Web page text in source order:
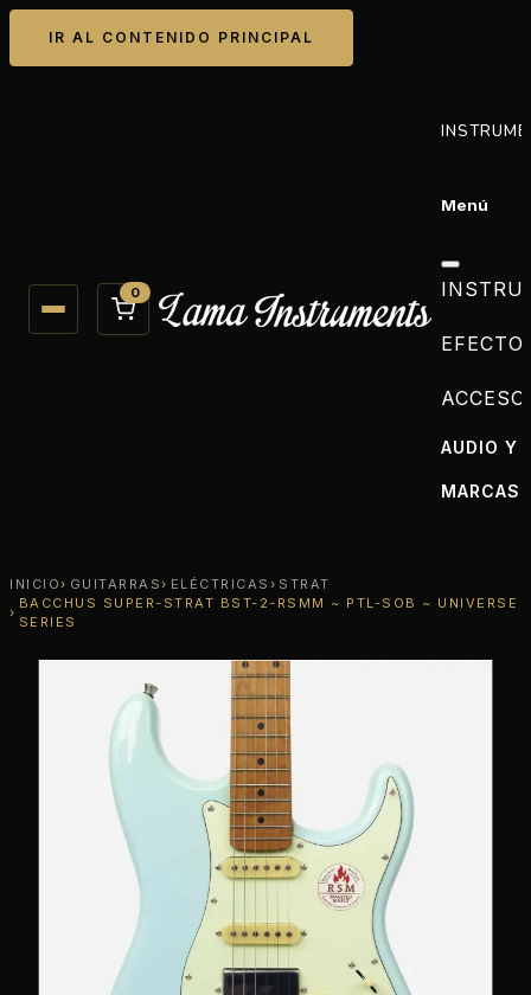
IR AL CONTENIDO PRINCIPAL
0
Menú
AUDIO Y
MARCAS
INICIO GUITARRAS ELÉCTRICAS
STRAT
BACCHUS SUPER-STRAT BST-2-RSMM ~ PTL-SOB ~ UNIVERSE
SERIES